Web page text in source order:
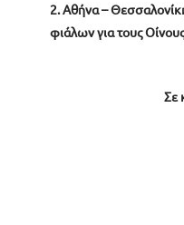
2. Αθήνα –
φιάλων για τους
Σε